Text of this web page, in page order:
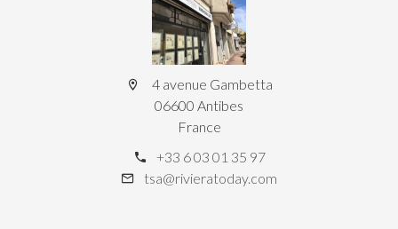
4 avenue Gambetta
06600 Antibes
France
+33 6 03 01 35 97
tsa@rivieratoday.com